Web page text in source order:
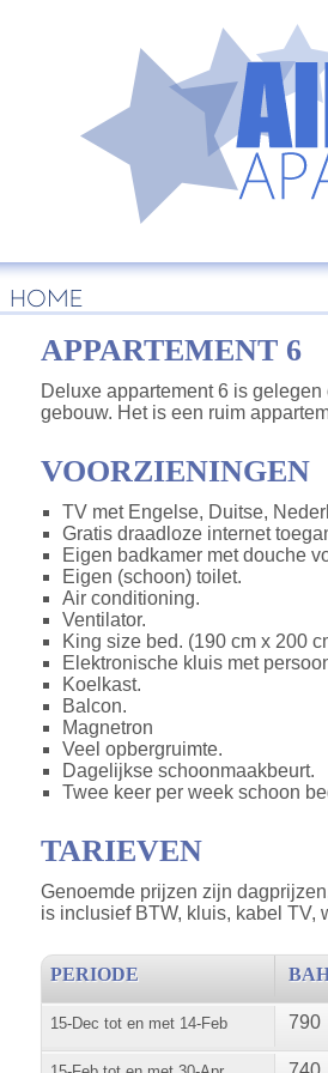
HOME
APPARTEMENT 6
Deluxe appartement 6 is
gebouw. Het is een ruim
VOORZIENINGEN
TV met Engelse, Duitse,
Gratis draadloze internet
Eigen badkamer met douche
Eigen (schoon) toilet.
Air conditioning.
Ventilator.
King size bed. (190 cm x 200
Elektronische kluis met
Koelkast.
Balcon.
Magnetron
Veel opbergruimte.
Dagelijkse schoonmaakbeurt.
Twee keer per week schoon
TARIEVEN
Genoemde prijzen zijn
is inclusief BTW, kluis, kabel TV,
PERIODE
15-Dec tot en met 14-Feb 790